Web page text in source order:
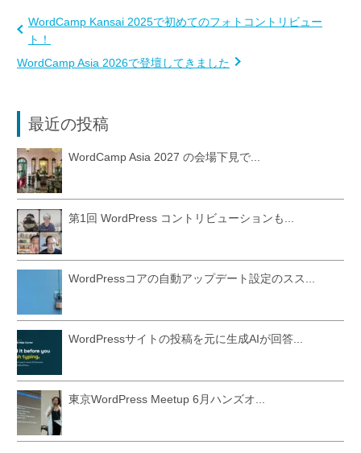
WordCamp Kansai 2025で初めてのフォトコントリビュー
ト！
WordCamp Asia 2026で登壇してきました
最近の投稿
WordCamp Asia 2027 の会場下見で...
第1回 WordPress コントリビューションも...
WordPressコアの自動アップデート設定のスス...
WordPressサイトの投稿を元に生成AIが回答...
東京WordPress Meetup 6月ハンズオ...